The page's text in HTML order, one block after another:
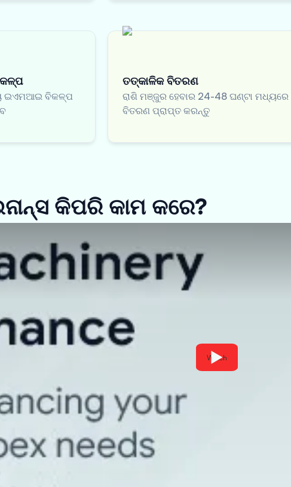
ଇଏମଆଇ ବିକଳ୍ପ
ତତ୍କାଳିକ ବିତରଣ
ରାଶି ମଞ୍ଜୁର ହେବାର 24-48 ଘଣ୍ଟା
ବିତରଣ ପ୍ରାପ୍ତ କରନ୍ତୁ
କିପରି କାମ କରେ?
Watch